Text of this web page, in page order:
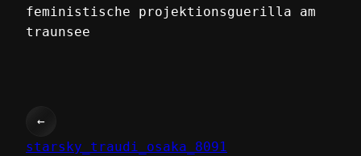
feministische projektionsguerilla am
traunsee
←
starsky_traudi_osaka_8091